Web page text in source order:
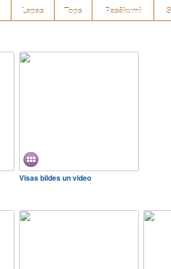
Lapas Tops Pasākumi
Visas bildes un video